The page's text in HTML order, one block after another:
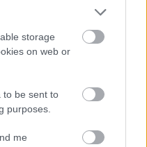
storage
on web or
to be sent to
purposes.
me